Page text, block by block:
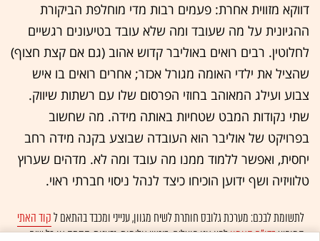
דווקא מזווית אחרת: פעמים רבות מדי מוחלפת הביקורת
ההגיונית על מה שעובד ומה שלא עובד בטיעונים רגשיים
לחלוטין. רבים רואים באוליבר קדוש אהוב (גם אם קצת חצוף)
שהציל את ילדי האומה מגורל אכזר; אחרים רואים בו איש
צבוע ועילג המאוהב בחוזי הפרסום שלו עם רשתות שיווק.
שתי נקודות המבט שטחיות באותה מידה. מה שחשוב
בפרויקט של אוליבר הוא העובדה שבוצע בקנה מידה רחב
יחסית, ואפשר ללמוד ממנו מה עובד ומה לא. מדהים שערוץ
טלוויזיה ושף ידוען הוכיחו כיצד לנהל ניסוי חברתי ראוי.
לתשומת לבכם: מערכת גלובס חותרת לשיח מגוון, ענייני ומכבד בהתאם לקוד האתי
המופיעבדו"ח האמוןלפיו אנו פועלים. ביטויי אלימות, גזענות, הסתה או כל שיח